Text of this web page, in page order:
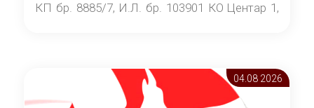
КП бр. 8885/7, И.Л. бр. 103901 КО Центар 1,
Скопје” број 9/2026), за времетраење од 3
(три) години од денот на потпишувањето на
Договорот за закуп со најповолниот
04.08 2026